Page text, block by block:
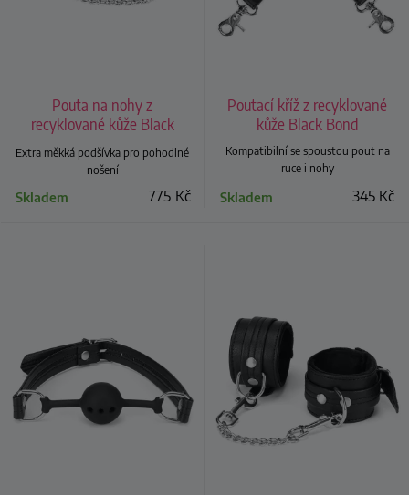
Pouta na nohy z
recyklované kůže Black
Bond
Extra měkká podšívka pro pohodlné
nošení
775 Kč
Skladem
Poutací kříž z recyklované
kůže Black Bond
Kompatibilní se spoustou pout na
ruce i nohy
345 Kč
Skladem